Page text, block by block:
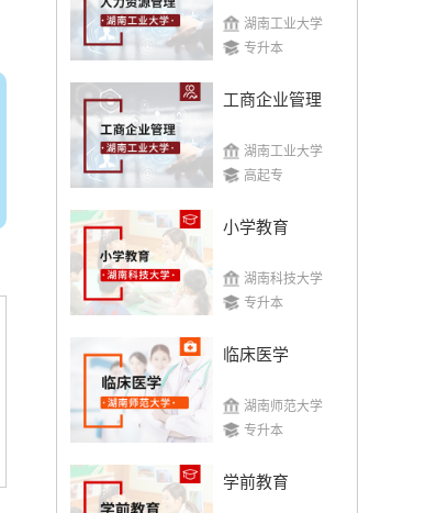
湖南工业大学
专升本
工商企业管理
湖南工业大学
高起专
小学教育
湖南科技大学
专升本
临床医学
湖南师范大学
专升本
学前教育